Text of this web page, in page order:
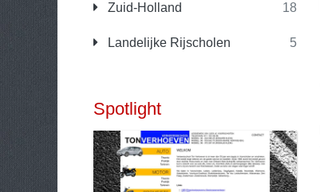
Zuid-Holland 18
Landelijke Rijscholen 5
Spotlight